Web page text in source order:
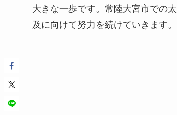
大きな一歩です。常陸大宮市での
及に向けて努力を続けていきます。